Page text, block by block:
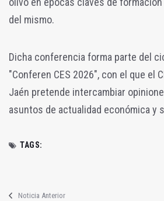
del mismo.
Dicha conferencia forma parte del
"Conferen CES 2026", con el que el
Jaén pretende intercambiar
asuntos de actualidad económica y
TAGS:
Noticia Anterior